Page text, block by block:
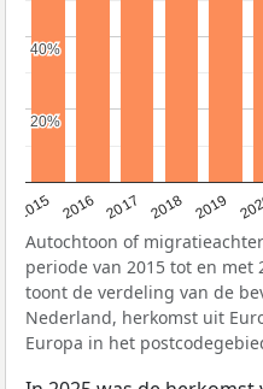
2015 2016 2017 2018 2019
20%
20%
40%
40%
Autochtoon of
periode van 2015 tot en met
toont de verdeling van de
Nederland, herkomst uit
Europa in het